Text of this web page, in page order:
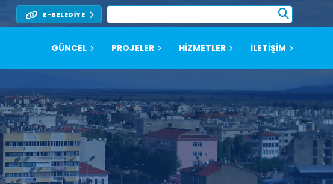
E-BELEDIYE
GÜNCEL PROJELER HİZMETLER İLETİŞİM